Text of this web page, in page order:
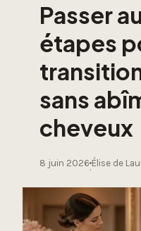
Passer
étapes
sans
cheveux
8 juin 2026
·
Élise de